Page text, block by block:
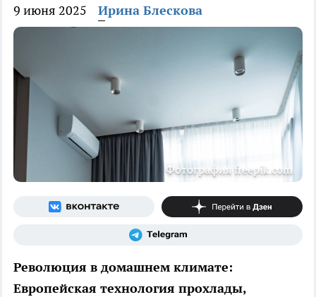
9 июня 2025 Ирина Блескова
Фотография freepik.com
Революция в домашнем климате:
Европейская технология прохлады,